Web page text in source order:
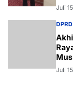
Juli
Juli